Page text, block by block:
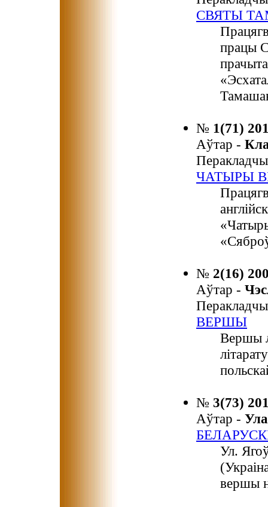
СВЯТЫ
працы
№ 1(71)
Аўтар -
ЧАТЫРЫ
№ 2(16)
Аўтар -
ВЕРШЫ
Вершы
№ 3(73)
Аўтар -
Ул.
вершы